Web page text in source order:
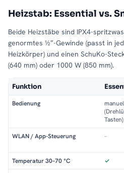
Heizstab: Essential vs.
Beide Heizstäbe sind IPX4-
genormtes ½″-Gewinde (passt in
Heizkörper) und einen SchuKo-
(640 mm) oder 1000 W (850 mm).
Funktion
Bedienung
Tasten)
WLAN / App-Steuerung –
Temperatur 30–70 °C ✓